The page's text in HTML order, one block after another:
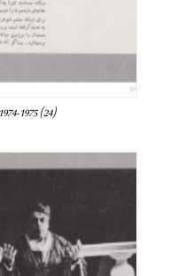
1975 (24)